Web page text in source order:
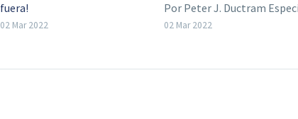
fuera!
Duo de administradoras
02 Mar 2022
Por Peter J. Ductram
Revista Católica Dallas Hay
02 Mar 2022